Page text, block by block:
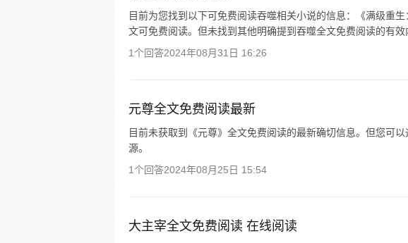
目前为您找到以下可免费阅读吞噬相关小说的信息：《满级重
文可免费阅读。但未找到其他明确提到吞噬全文免费阅读的有效
1个回答2024年08月31日 16:26
元尊全文免费阅读最新
目前未获取到《元尊》全文免费阅读的最新确切信息。但您可
源。
1个回答2024年08月25日 15:54
大主宰全文免费阅读 在线阅读